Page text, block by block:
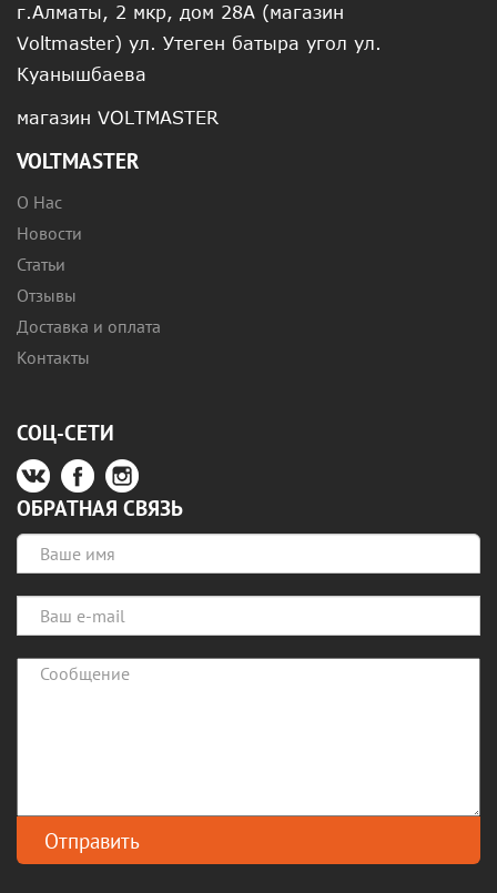
г.Алматы, 2 мкр, дом 28А (магазин
Voltmaster) ул. Утеген батыра угол ул.
Куанышбаева
магазин VOLTMASTER
VOLTMASTER
О Нас
Новости
Статьи
Отзывы
Доставка и оплата
Контакты
СОЦ-СЕТИ
ОБРАТНАЯ СВЯЗЬ